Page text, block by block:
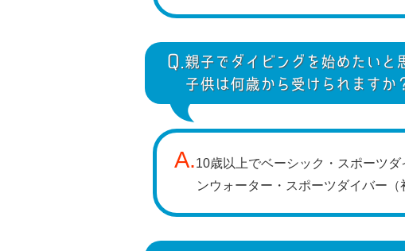
Q. 親子でダイビングを始めたいと
子供は何歳から受けられますか
A.10歳以上でベーシック・スポーツ
ンウォーター・スポーツダイバー（